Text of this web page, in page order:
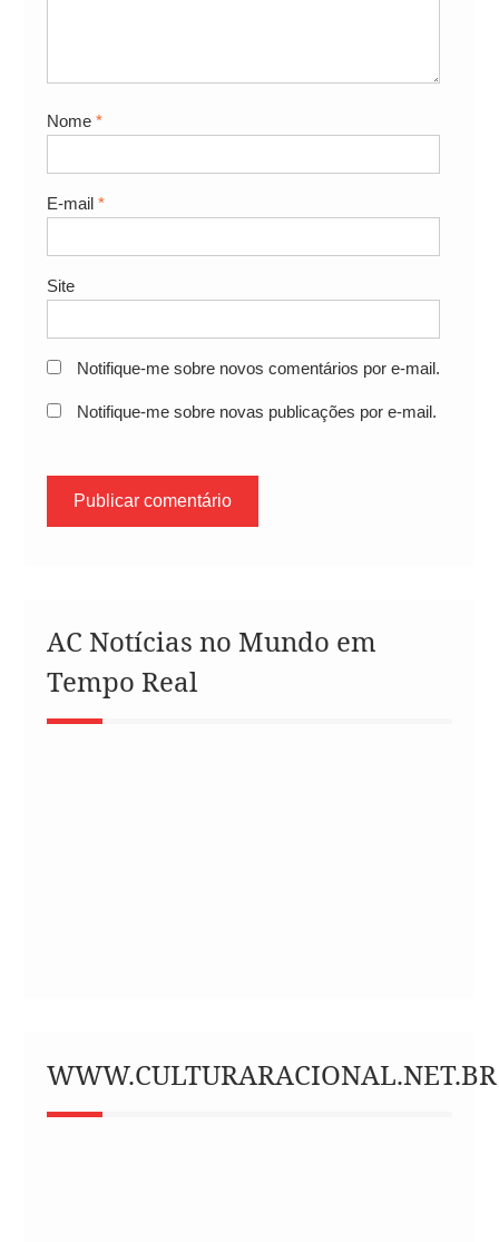
Nome *
E-mail *
Site
Notifique-me sobre novos comentários por e-mail.
Notifique-me sobre novas publicações por e-mail.
AC Notícias no Mundo em
Tempo Real
WWW.CULTURARACIONAL.NET.BR